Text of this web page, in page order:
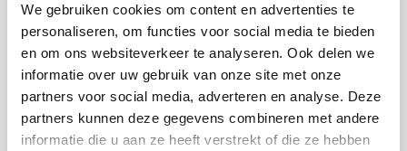
We gebruiken cookies om content en advertenties te
personaliseren, om functies voor social media te bieden
en om ons websiteverkeer te analyseren. Ook delen we
informatie over uw gebruik van onze site met onze
partners voor social media, adverteren en analyse. Deze
partners kunnen deze gegevens combineren met andere
informatie die u aan ze heeft verstrekt of die ze hebben